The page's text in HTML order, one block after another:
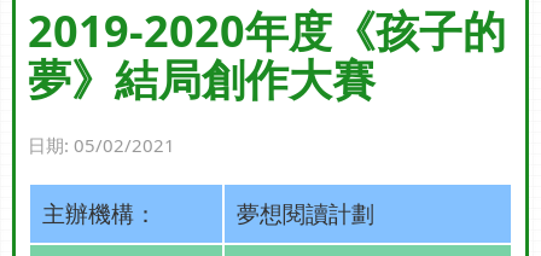
2019-2020年度《孩子的
夢》結局創作大賽
日期: 05/02/2021
主辦機構：
夢想閱讀計劃